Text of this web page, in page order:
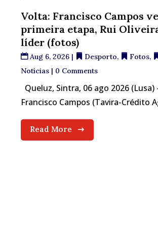
Volta: Francisco Campos
primeira etapa, Rui
líder (fotos)
Aug 6, 2026 | Desporto, Fotos,
Notícias | 0 Comments
Queluz, Sintra, 06 ago 2026 (Lusa)
Francisco Campos (Tavira-Crédito
Read More